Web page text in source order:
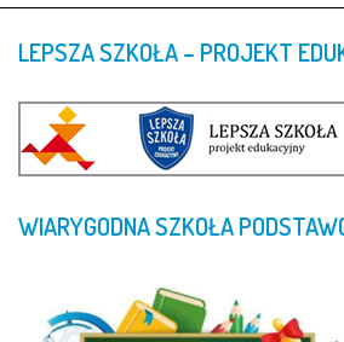
LEPSZASZKOŁA– PROJEKT
WIARYGODNASZKOŁA